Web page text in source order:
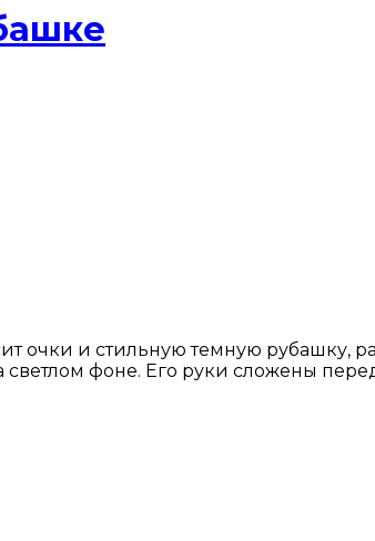
и стильную темную рубашку,
фоне. Его руки сложены